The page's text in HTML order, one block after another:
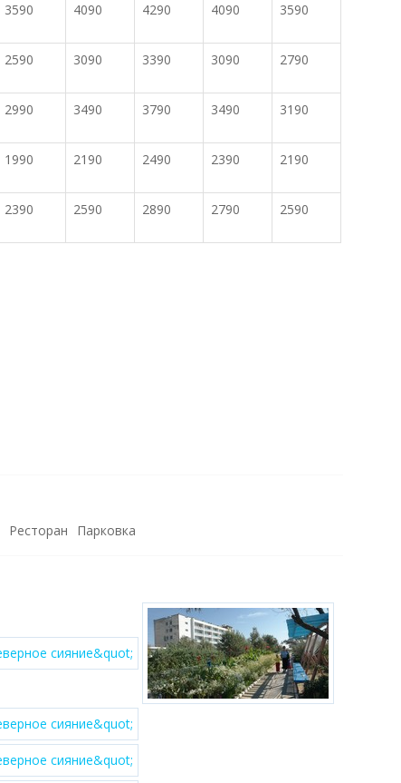
3590 4090 4290 4090 3590
2590 3090 3390 3090 2790
2990 3490 3790 3490 3190
1990 2190 2490 2390 2190
2390 2590 2890 2790 2590
Ресторан Парковка